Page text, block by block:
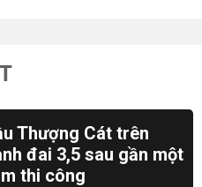
Thượng Cát trên
đai 3,5 sau gần một
thi công